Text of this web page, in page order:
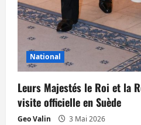
National
Leurs Majestés le Roi et la
visite officielle en Suède
Geo Valin 3 Mai 2026